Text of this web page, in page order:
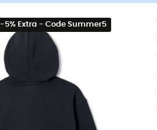
-5% Extra - Code Summer5